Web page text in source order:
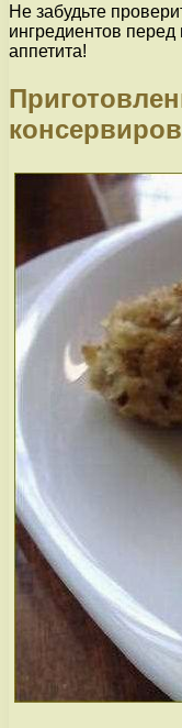
Не забудьте
ингредиентов
аппетита!